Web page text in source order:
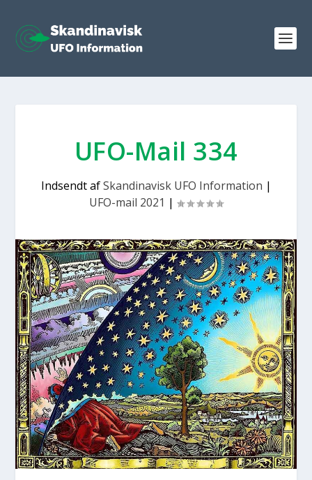
UFO-Mail 334
Indsendt afSkandinavisk UFO Information |
UFO-mail 2021 |